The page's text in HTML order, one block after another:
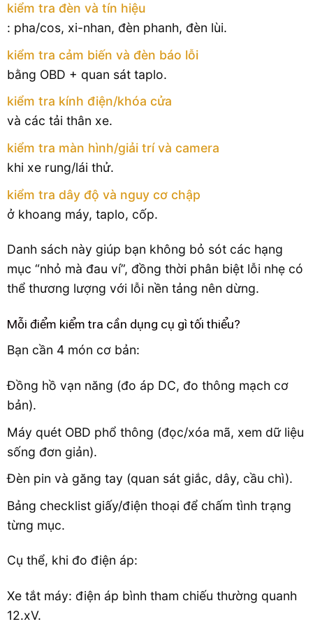
kiểm tra đèn và tín hiệu
: pha/cos, xi-nhan, đèn phanh, đèn lùi.
kiểm tra cảm biến và đèn báo lỗi
bằng OBD + quan sát taplo.
kiểm tra kính điện/khóa cửa
và các tải thân xe.
kiểm tra màn hình/giải trí và camera
khi xe rung/lái thử.
kiểm tra dây độ và nguy cơ chập
ở khoang máy, taplo, cốp.
Danh sách này giúp bạn không bỏ sót các hạng
mục “nhỏ mà đau ví”, đồng thời phân biệt lỗi nhẹ có
thể thương lượng với lỗi nền tảng nên dừng.
Mỗi điểm kiểm tra cần dụng cụ gì tối thiểu?
Bạn cần 4 món cơ bản:
Đồng hồ vạn năng (đo áp DC, đo thông mạch cơ
bản).
Máy quét OBD phổ thông (đọc/xóa mã, xem dữ liệu
sống đơn giản).
Đèn pin và găng tay (quan sát giắc, dây, cầu chì).
Bảng checklist giấy/điện thoại để chấm tình trạng
từng mục.
Cụ thể, khi đo điện áp:
Xe tắt máy: điện áp bình tham chiếu thường quanh
12.xV.